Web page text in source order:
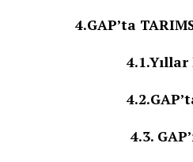
4.GAP’ta
4.1.Yıllar
4.2.GAP’ta
4.3. GAP’ın